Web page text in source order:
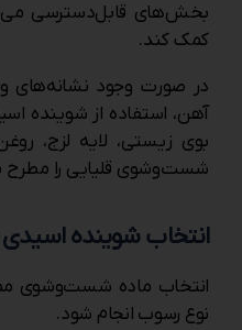
بخش‌های قابل‌دسترسی
کمک کند.
در صورت وجود نشانه‌های
آهن، استفاده از شوینده
بوی زیستی، لایه لزج،
شست‌وشوی قلیایی را مطرح
انتخاب شوینده
انتخاب ماده شست‌وشوی
نوع رسوب انجام شود.